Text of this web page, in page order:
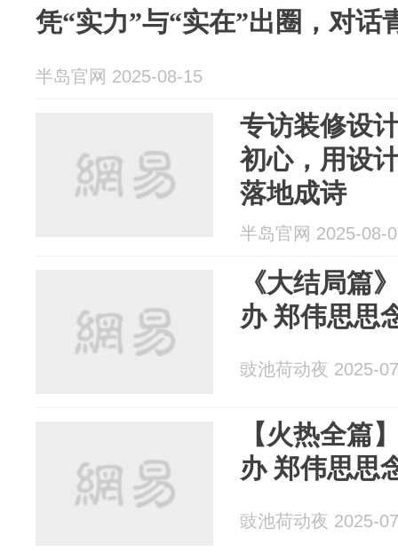
凭“实力”与“实在”出圈，对话
半岛官网 2025-08-15
专访装修设
初心，用设
落地成诗
半岛官网 2025-08-
《大结局篇
办 郑伟思思
豉池荷动夜 2025-
【火热全篇
办 郑伟思思
豉池荷动夜 2025-